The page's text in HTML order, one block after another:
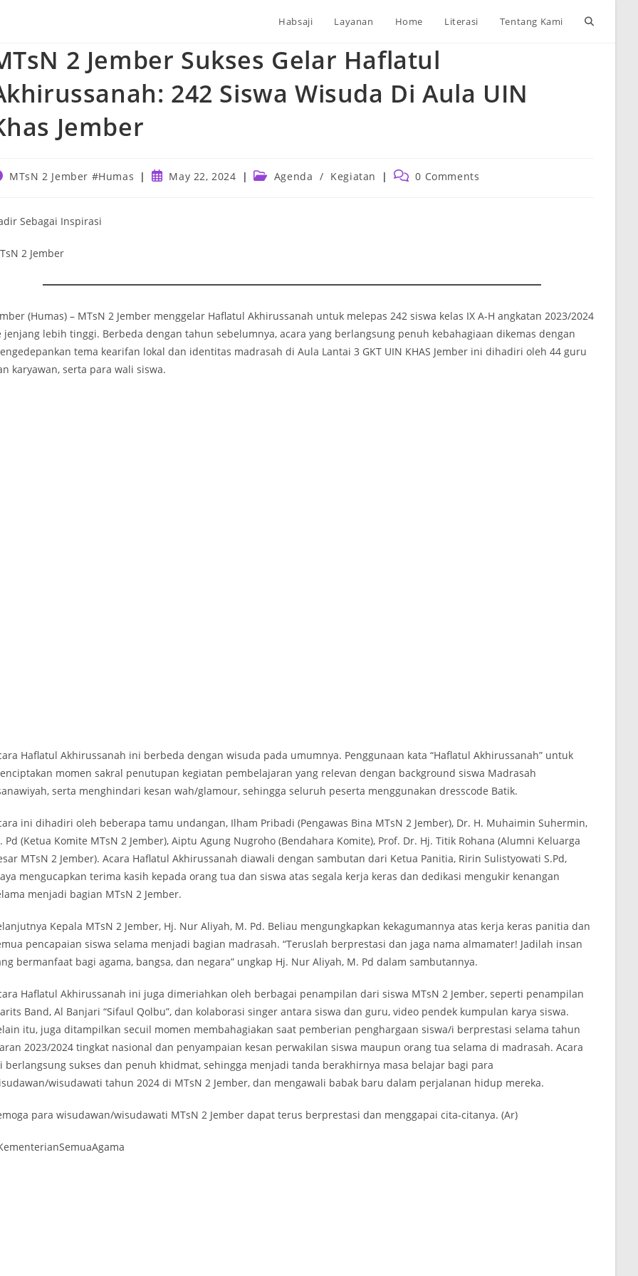
Habsaji Layanan Home Literasi Tentang Kami Toggle
2 Jember Sukses Gelar Haflatul
242 Siswa Wisuda Di Aula UIN
Jember
MTsN 2 Jember #Humas
PostMay 22, 2024
PostAgenda / Kegiatan
Post 0 Comments
Sebagai Inspirasi
2 Jember
(Humas) – MTsN 2 Jember menggelar Haflatul Akhirussanah untuk melepas 242 siswa kelas IX A-H angkatan 2023/2024
jenjang lebih tinggi. Berbeda dengan tahun sebelumnya, acara yang berlangsung penuh kebahagiaan dikemas dengan
tema kearifan lokal dan identitas madrasah di Aula Lantai 3 GKT UIN KHAS Jember ini dihadiri oleh 44 guru
karyawan, serta para wali siswa.
Haflatul Akhirussanah ini berbeda dengan wisuda pada umumnya. Penggunaan kata “Haflatul Akhirussanah” untuk
momen sakral penutupan kegiatan pembelajaran yang relevan dengan background siswa Madrasah
serta menghindari kesan wah/glamour, sehingga seluruh peserta menggunakan dresscode Batik.
ini dihadiri oleh beberapa tamu undangan, Ilham Pribadi (Pengawas Bina MTsN 2 Jember), Dr. H. Muhaimin Suhermin,
Pd (Ketua Komite MTsN 2 Jember), Aiptu Agung Nugroho (Bendahara Komite), Prof. Dr. Hj. Titik Rohana (Alumni Keluarga
MTsN 2 Jember). Acara Haflatul Akhirussanah diawali dengan sambutan dari Ketua Panitia, Ririn Sulistyowati S.Pd,
mengucapkan terima kasih kepada orang tua dan siswa atas segala kerja keras dan dedikasi mengukir kenangan
menjadi bagian MTsN 2 Jember.
Kepala MTsN 2 Jember, Hj. Nur Aliyah, M. Pd. Beliau mengungkapkan kekagumannya atas kerja keras panitia dan
pencapaian siswa selama menjadi bagian madrasah. “Teruslah berprestasi dan jaga nama almamater! Jadilah insan
bermanfaat bagi agama, bangsa, dan negara” ungkap Hj. Nur Aliyah, M. Pd dalam sambutannya.
Haflatul Akhirussanah ini juga dimeriahkan oleh berbagai penampilan dari siswa MTsN 2 Jember, seperti penampilan
Band, Al Banjari “Sifaul Qolbu”, dan kolaborasi singer antara siswa dan guru, video pendek kumpulan karya siswa.
itu, juga ditampilkan secuil momen membahagiakan saat pemberian penghargaan siswa/i berprestasi selama tahun
2023/2024 tingkat nasional dan penyampaian kesan perwakilan siswa maupun orang tua selama di madrasah. Acara
berlangsung sukses dan penuh khidmat, sehingga menjadi tanda berakhirnya masa belajar bagi para
wisudawati tahun 2024 di MTsN 2 Jember, dan mengawali babak baru dalam perjalanan hidup mereka.
para wisudawan/wisudawati MTsN 2 Jember dapat terus berprestasi dan menggapai cita-citanya. (Ar)